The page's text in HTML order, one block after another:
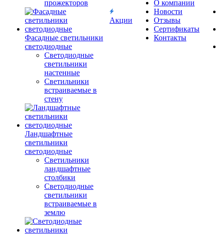
прожекторов
Фасадные светильники
светодиодные
Светодиодные
светильники
настенные
Светильники
встраиваемые в
стену
Ландшафтные
светильники
светодиодные
Светильники
ландшафтные
столбики
Светодиодные
светильники
встраиваемые в
землю
Акции
О компании
Новости
Отзывы
Сертификаты
Контакты